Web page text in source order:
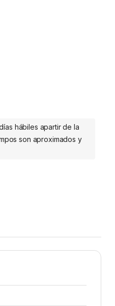
2.0 a 8 Puertos Seriales
hábiles apartir de la
son aproximados y